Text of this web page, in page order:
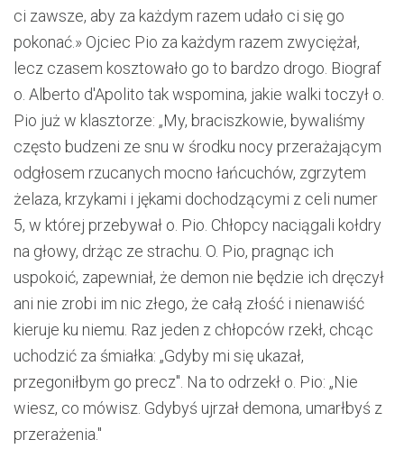
ci zawsze, aby za każdym razem udało ci się go
pokonać.» Ojciec Pio za każdym razem zwyciężał,
lecz czasem kosztowało go to bardzo drogo. Biograf
o. Alberto d'Apolito tak wspomina, jakie walki toczył o.
Pio już w klasztorze: „My, braciszkowie, bywaliśmy
często budzeni ze snu w środku nocy przerażającym
odgłosem rzucanych mocno łańcuchów, zgrzytem
żelaza, krzykami i jękami dochodzącymi z celi numer
5, w której przebywał o. Pio. Chłopcy naciągali kołdry
na głowy, drżąc ze strachu. O. Pio, pragnąc ich
uspokoić, zapewniał, że demon nie będzie ich dręczył
ani nie zrobi im nic złego, że całą złość i nienawiść
kieruje ku niemu. Raz jeden z chłopców rzekł, chcąc
uchodzić za śmiałka: „Gdyby mi się ukazał,
przegoniłbym go precz". Na to odrzekł o. Pio: „Nie
wiesz, co mówisz. Gdybyś ujrzał demona, umarłbyś z
przerażenia."